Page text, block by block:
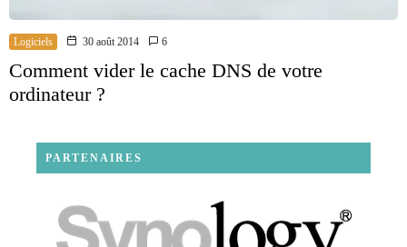
Logiciels 30 août 2014 6
Comment vider le cache DNS de votre
ordinateur ?
PARTENAIRES